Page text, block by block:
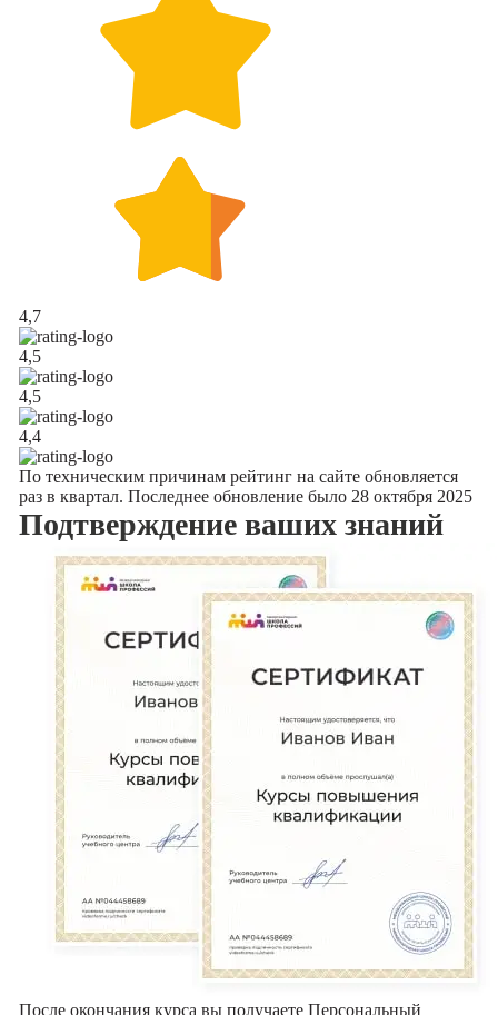
4,7
4,5
4,5
4,4
По техническим причинам рейтинг на сайте обновляется
раз в квартал. Последнее обновление было 28 октября 2025
Подтверждение ваших знаний
После окончания курса вы получаете Персональный